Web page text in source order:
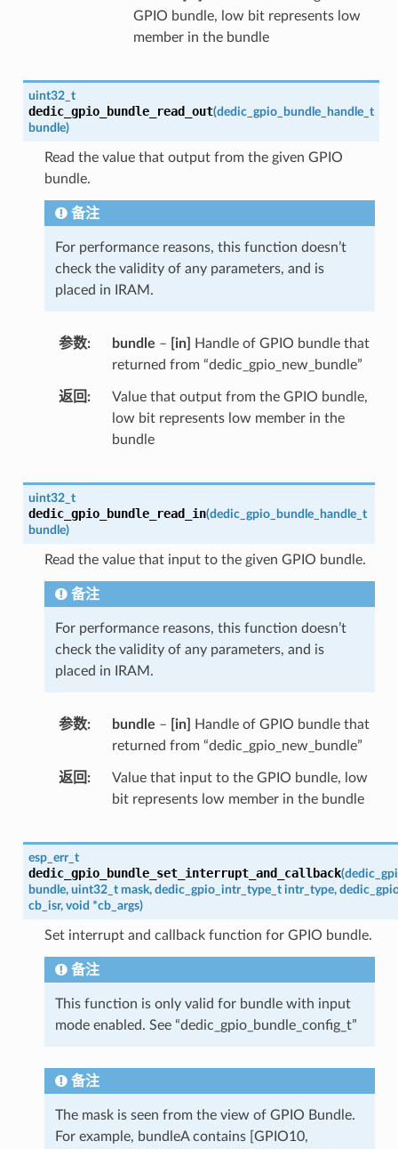
GPIO bundle, low bit represents low
member in the bundle
uint32_t
dedic_gpio_bundle_read_out(dedic_gpio_bundle_handle_t
bundle)
Read the value that output from the given GPIO
bundle.
备注
For performance reasons, this function doesn’t
check the validity of any parameters, and is
placed in IRAM.
参数 bundle – [in]
Handle of GPIO bundle that
returned from “dedic_gpio_new_bundle”
返回
Value that output from the GPIO bundle,
low bit represents low member in the
bundle
uint32_t
dedic_gpio_bundle_read_in(dedic_gpio_bundle_handle_t
bundle)
Read the value that input to the given GPIO bundle.
备注
For performance reasons, this function doesn’t
check the validity of any parameters, and is
placed in IRAM.
参数 bundle – [in]
Handle of GPIO bundle that
returned from “dedic_gpio_new_bundle”
返回
Value that input to the GPIO bundle, low
bit represents low member in the bundle
esp_err_t
dedic_gpio_bundle_set_interrupt_and_callback(
bundle, uint32_t mask, dedic_gpio_intr_type_t intr_type,
cb_isr, void *cb_args)
Set interrupt and callback function for GPIO bundle.
备注
This function is only valid for bundle with input
mode enabled. See “dedic_gpio_bundle_config_t”
备注
The mask is seen from the view of GPIO Bundle.
For example, bundleA contains [GPIO10,